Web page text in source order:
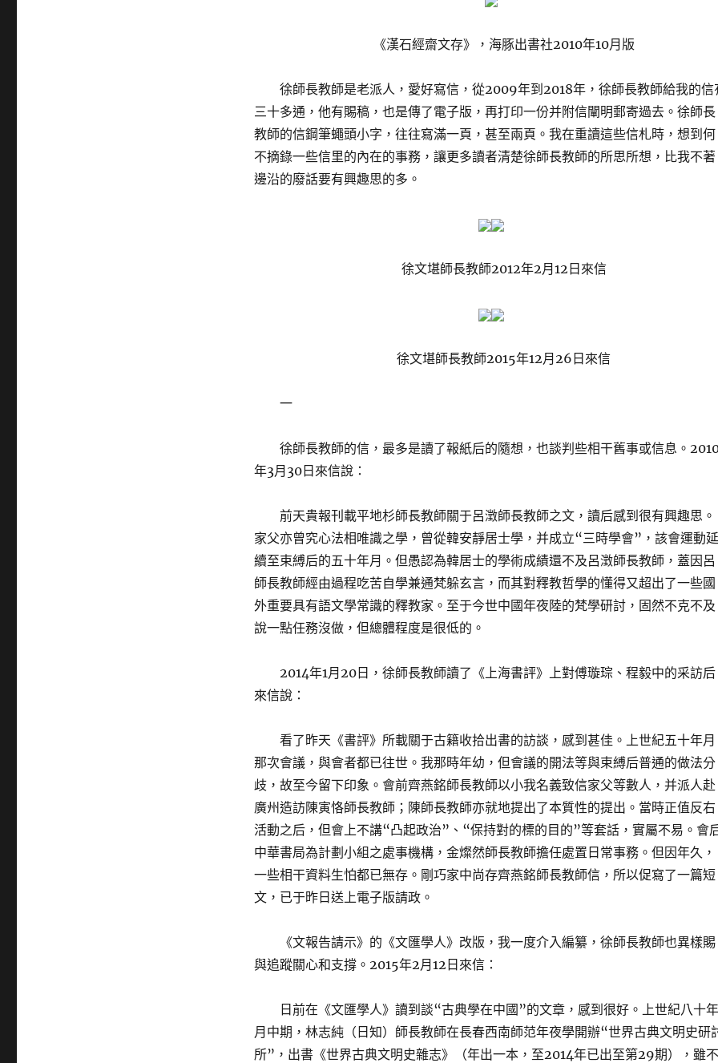
《漢石經齋文存》，海豚出書社2010年10月版
徐師長教師是老派人，愛好寫信，從2009年到2018年，徐師長教師給我的信
三十多通，他有賜稿，也是傳了電子版，再打印一份并附信闡明郵寄過去。徐師長
教師的信鋼筆蠅頭小字，往往寫滿一頁，甚至兩頁。我在重讀這些信札時，想到何
不摘錄一些信里的內在的事務，讓更多讀者清楚徐師長教師的所思所想，比我不著
邊沿的廢話要有興趣思的多。
徐文堪師長教師2012年2月12日來信
徐文堪師長教師2015年12月26日來信
一
徐師長教師的信，最多是讀了報紙后的隨想，也談判些相干舊事或信息。
年3月30日來信說：
前天貴報刊載平地杉師長教師關于呂澂師長教師之文，讀后感到很有興趣思。
家父亦曾究心法相唯識之學，曾從韓安靜居士學，并成立“三時學會”，該會運動延
續至束縛后的五十年月。但愚認為韓居士的學術成績還不及呂澂師長教師，蓋因呂
師長教師經由過程吃苦自學兼通梵躲玄言，而其對釋教哲學的懂得又超出了一些國
外重要具有語文學常識的釋教家。至于今世中國年夜陸的梵學研討，固然不克不及
說一點任務沒做，但總體程度是很低的。
2014年1月20日，徐師長教師讀了《上海書評》上對傅璇琮、程毅中的采訪后
來信說：
看了昨天《書評》所載關于古籍收拾出書的訪談，感到甚佳。上世紀五十年月
那次會議，與會者都已往世。我那時年幼，但會議的開法等與束縛后普通的做法分
歧，故至今留下印象。會前齊燕銘師長教師以小我名義致信家父等數人，并派人赴
廣州造訪陳寅恪師長教師；陳師長教師亦就地提出了本質性的提出。當時正值反右
活動之后，但會上不講“凸起政治”、“保持對的標的目的”等套話，實屬不易。會
中華書局為計劃小組之處事機構，金燦然師長教師擔任處置日常事務。但因年久，
一些相干資料生怕都已無存。剛巧家中尚存齊燕銘師長教師信，所以促寫了一篇短
文，已于昨日送上電子版請政。
《文報告請示》的《文匯學人》改版，我一度介入編纂，徐師長教師也異樣賜
與追蹤關心和支撐。2015年2月12日來信：
日前在《文匯學人》讀到談“古典學在中國”的文章，感到很好。上世紀八十年
月中期，林志純（日知）師長教師在長春西南師范年夜學開辦“世界古典文明史研
所”，出書《世界古典文明史雜志》（年出一本，至2014年已出至第29期），雖不